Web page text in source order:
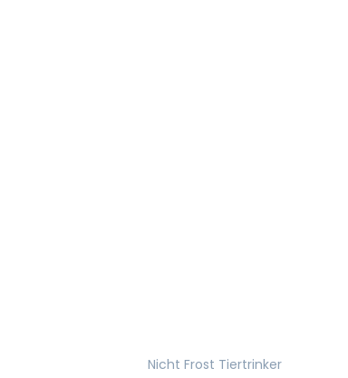
Nicht Frost Tiertrinker